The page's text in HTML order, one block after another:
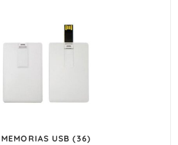
MEMORIAS USB(36)